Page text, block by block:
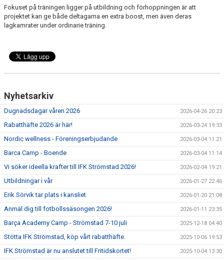
Fokuset på träningen ligger på utbildning och förhoppningen är att
projektet kan ge både deltagarna en extra boost, men även deras
lagkamrater under ordinarie träning.
Nyhetsarkiv
Dugnadsdagar våren 2026 2026-04-26 20:23
Rabatthäfte 2026 är här! 2026-03-24 19:33
Nordic wellness - Föreningserbjudande 2026-03-04 11:21
Barca Camp - Boende 2026-03-04 11:14
Vi söker ideella krafter till IFK Strömstad 2026! 2026-02-04 19:21
Utbildningar i vår 2026-01-27 22:46
Erik Sörvik tar plats i kansliet 2026-01-20 21:08
Anmäl dig till fotbollssäsongen 2026! 2026-01-11 23:35
Barça Academy Camp - Strömstad 7-10 juli 2025-12-18 04:40
Stötta IFK Strömstad, köp vårt rabatthäfte. 2025-10-06 19:53
IFK Strömstad är nu anslutet till Fritidskortet! 2025-10-04 13:30